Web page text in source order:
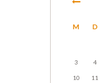
M D
3 4
10 11